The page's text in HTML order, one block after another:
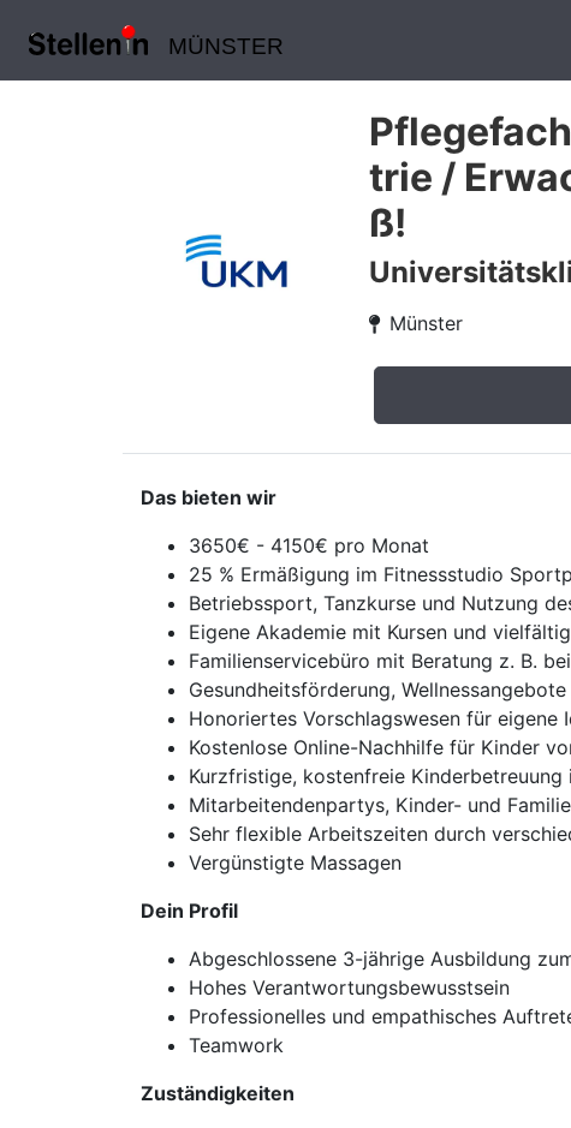
MÜNSTER
trie /
ß!
Münster
Das bieten wir
3650€ - 4150€ pro Monat
25 % Ermäßigung im Fitnessstudio
Betriebssport, Tanzkurse und Nutzung
Eigene Akademie mit Kursen und
Familienservicebüro mit Beratung z. B.
Gesundheitsförderung,
Honoriertes Vorschlagswesen für eigene
Kostenlose Online-Nachhilfe für Kinder
Kurzfristige, kostenfreie Kinderbetreuung
Mitarbeitendenpartys, Kinder- und
Sehr flexible Arbeitszeiten durch
Vergünstigte Massagen
Dein Profil
Abgeschlossene 3-jährige Ausbildung
Hohes Verantwortungsbewusstsein
Professionelles und empathisches
Teamwork
Zuständigkeiten